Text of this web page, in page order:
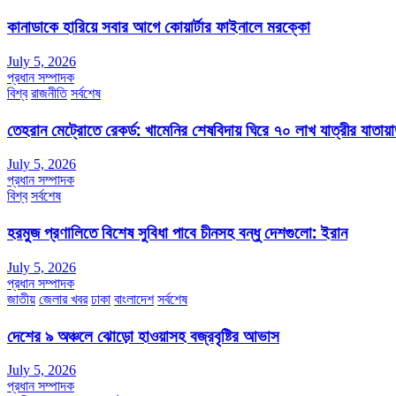
কানাডাকে হারিয়ে সবার আগে কোয়ার্টার ফাইনালে মরক্কো
July 5, 2026
প্রধান সম্পাদক
বিশ্ব রাজনীতি সর্বশেষ
তেহরান মেট্রোতে রেকর্ড: খামেনির শেষবিদায় ঘিরে ৭০ লাখ যাত্রীর
July 5, 2026
প্রধান সম্পাদক
বিশ্ব সর্বশেষ
হরমুজ প্রণালিতে বিশেষ সুবিধা পাবে চীনসহ বন্ধু দেশগুলো: ইরান
July 5, 2026
প্রধান সম্পাদক
জাতীয় জেলার খবর ঢাকা বাংলাদেশ সর্বশেষ
দেশের ৯ অঞ্চলে ঝোড়ো হাওয়াসহ বজ্রবৃষ্টির আভাস
July 5, 2026
প্রধান সম্পাদক